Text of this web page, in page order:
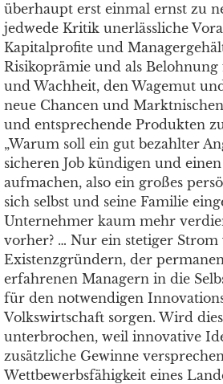
überhaupt erst einmal ernst zu
jedwede Kritik unerlässliche
Kapitalprofite und
Risikoprämie und als
und Wachheit, den Wagemut
neue Chancen und
und entsprechende Produkten
„Warum soll ein gut bezahlter
sicheren Job kündigen und
aufmachen, also ein großes
sich selbst und seine Familie
Unternehmer kaum mehr
vorher? … Nur ein stetiger Strom
Existenzgründern, der
erfahrenen Managern in die
für den notwendigen
Volkswirtschaft sorgen. Wird
unterbrochen, weil innovative
zusätzliche Gewinne
Wettbewerbsfähigkeit eines